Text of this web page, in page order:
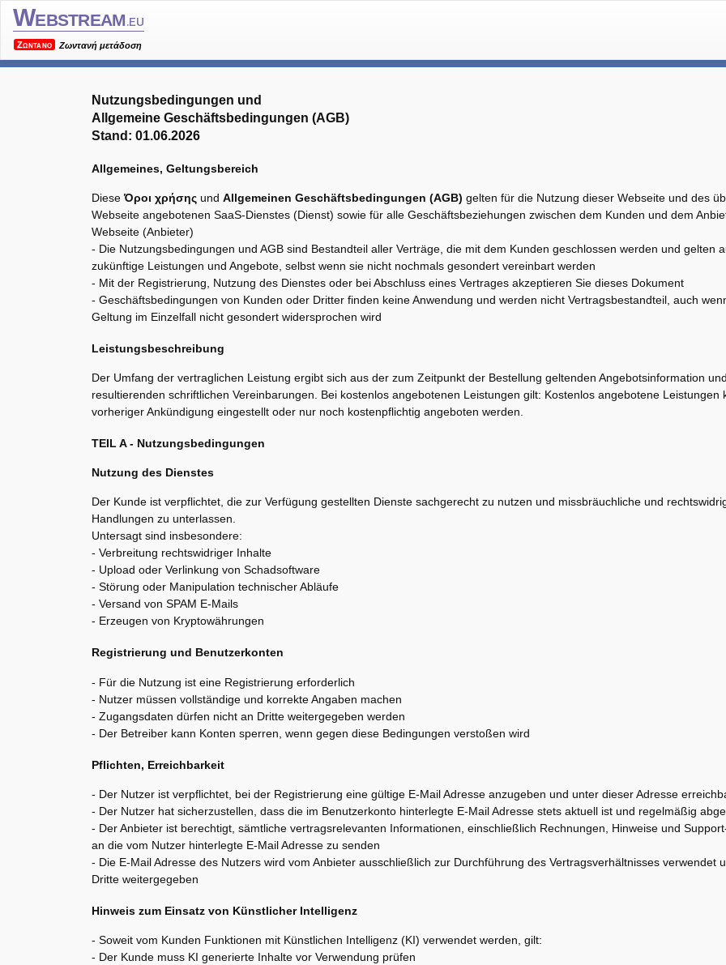
Webstream.eu
Ζωντανό Ζωντανή μετάδοση
Nutzungsbedingungen und
Allgemeine Geschäftsbedingungen (AGB)
Stand: 01.06.2026
Allgemeines, Geltungsbereich
DieseΌροι χρήσηςund Allgemeinen Geschäftsbedingungen (AGB) gelten für die Nutzung dieser Webseite und des
Webseite angebotenen SaaS-Dienstes (Dienst) sowie für alle Geschäftsbeziehungen zwischen dem Kunden und dem
Webseite (Anbieter)
- Die Nutzungsbedingungen und AGB sind Bestandteil aller Verträge, die mit dem Kunden geschlossen werden und gelten
zukünftige Leistungen und Angebote, selbst wenn sie nicht nochmals gesondert vereinbart werden
- Mit der Registrierung, Nutzung des Dienstes oder bei Abschluss eines Vertrages akzeptieren Sie dieses Dokument
- Geschäftsbedingungen von Kunden oder Dritter finden keine Anwendung und werden nicht Vertragsbestandteil, auch
Geltung im Einzelfall nicht gesondert widersprochen wird
Leistungsbeschreibung
Der Umfang der vertraglichen Leistung ergibt sich aus der zum Zeitpunkt der Bestellung geltenden Angebotsinformation
resultierenden schriftlichen Vereinbarungen. Bei kostenlos angebotenen Leistungen gilt: Kostenlos angebotene Leistungen
vorheriger Ankündigung eingestellt oder nur noch kostenpflichtig angeboten werden.
TEIL A - Nutzungsbedingungen
Nutzung des Dienstes
Der Kunde ist verpflichtet, die zur Verfügung gestellten Dienste sachgerecht zu nutzen und missbräuchliche und
Handlungen zu unterlassen.
Untersagt sind insbesondere:
- Verbreitung rechtswidriger Inhalte
- Upload oder Verlinkung von Schadsoftware
- Störung oder Manipulation technischer Abläufe
- Versand von SPAM E-Mails
- Erzeugen von Kryptowährungen
Registrierung und Benutzerkonten
- Für die Nutzung ist eine Registrierung erforderlich
- Nutzer müssen vollständige und korrekte Angaben machen
- Zugangsdaten dürfen nicht an Dritte weitergegeben werden
- Der Betreiber kann Konten sperren, wenn gegen diese Bedingungen verstoßen wird
Pflichten, Erreichbarkeit
- Der Nutzer ist verpflichtet, bei der Registrierung eine gültige E-Mail Adresse anzugeben und unter dieser Adresse
- Der Nutzer hat sicherzustellen, dass die im Benutzerkonto hinterlegte E-Mail Adresse stets aktuell ist und regelmäßig
- Der Anbieter ist berechtigt, sämtliche vertragsrelevanten Informationen, einschließlich Rechnungen, Hinweise und
an die vom Nutzer hinterlegte E-Mail Adresse zu senden
- Die E-Mail Adresse des Nutzers wird vom Anbieter ausschließlich zur Durchführung des Vertragsverhältnisses verwendet
Dritte weitergegeben
Hinweis zum Einsatz von Künstlicher Intelligenz
- Soweit vom Kunden Funktionen mit Künstlichen Intelligenz (KI) verwendet werden, gilt:
- Der Kunde muss KI generierte Inhalte vor Verwendung prüfen